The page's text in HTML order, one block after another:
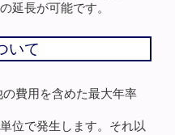
延長が可能です。
いて
費用を含めた最大年率
位で発生します。それ以